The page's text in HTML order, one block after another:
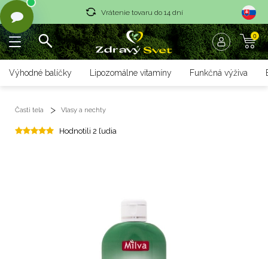
Vrátenie tovaru do 14 dní
Rýchle dodanie <36 hod
Rýchle dodanie <36 hod
0
Výhodné balíčky Lipozomálne vitamíny Funkčná výživa
Časti tela Vlasy a nechty
Hodnotili 2 ľudia